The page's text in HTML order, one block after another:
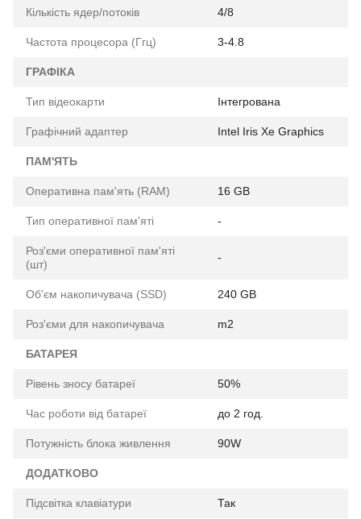
Кількість ядер/потоків 4/8
Частота процесора (Ггц) 3-4.8
ГРАФІКА
Тип відеокарти Інтегрована
Графічний адаптер Intel Iris Xe Graphics
ПАМ'ЯТЬ
Оперативна пам'ять (RAM) 16 GB
Тип оперативної пам'яті -
Роз'єми оперативної пам'яті
(шт)
-
Об'єм накопичувача (SSD) 240 GB
Роз'єми для накопичувача m2
БАТАРЕЯ
Рівень зносу батареї 50%
Час роботи від батареї до 2 год.
Потужність блока живлення 90W
ДОДАТКОВО
Підсвітка клавіатури Так